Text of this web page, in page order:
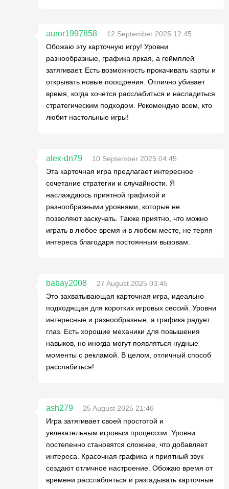
auror1997858
12 September 2025 12:45
Обожаю эту карточную игру! Уровни
разнообразные, графика яркая, а геймплей
затягивает. Есть возможность прокачивать карты и
открывать новые поощрения. Отлично убивает
время, когда хочется расслабиться и насладиться
стратегическим подходом. Рекомендую всем, кто
любит настольные игры!
alex-dn79
10 September 2025 04:45
Эта карточная игра предлагает интересное
сочетание стратегии и случайности. Я
наслаждаюсь приятной графикой и
разнообразными уровнями, которые не
позволяют заскучать. Также приятно, что можно
играть в любое время и в любом месте, не теряя
интереса благодаря постоянным вызовам.
babay2008
27 August 2025 03:45
Это захватывающая карточная игра, идеально
подходящая для коротких игровых сессий. Уровни
интересные и разнообразные, а графика радует
глаз. Есть хорошие механики для повышения
навыков, но иногда могут появляться нудные
моменты с рекламой. В целом, отличный способ
расслабиться!
ash279
25 August 2025 21:46
Игра затягивает своей простотой и
увлекательным игровым процессом. Уровни
постепенно становятся сложнее, что добавляет
интереса. Красочная графика и приятный звук
создают отличное настроение. Обожаю время от
времени расслабляться и разгадывать карточные